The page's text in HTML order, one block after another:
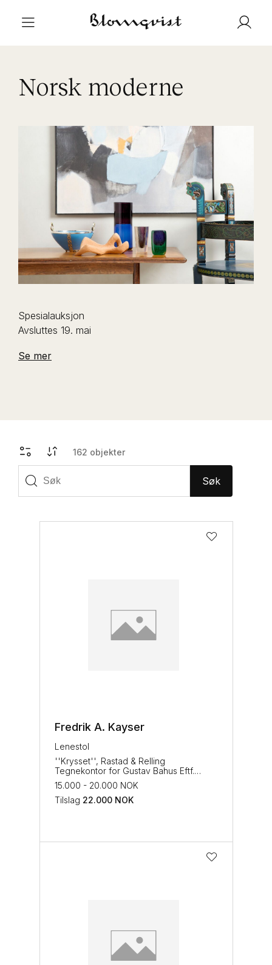
Norsk moderne
Spesialauksjon
Avsluttes 19. mai
Se mer
Søk
162 objekter
Fredrik A. Kayser
Lenestol
''Krysset'', Rastad & Relling
Tegnekontor for Gustav Bahus Eftf.
Formgitt i 1955.
15.000 - 20.000 NOK
Tilslag 22.000 NOK